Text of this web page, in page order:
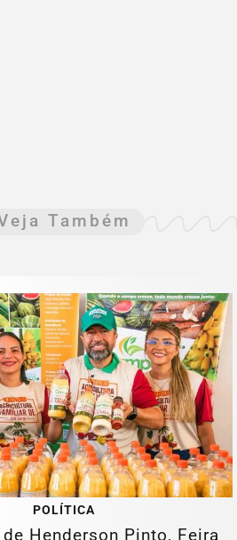
Também
POLÍTICA
Henderson Pinto, Feira